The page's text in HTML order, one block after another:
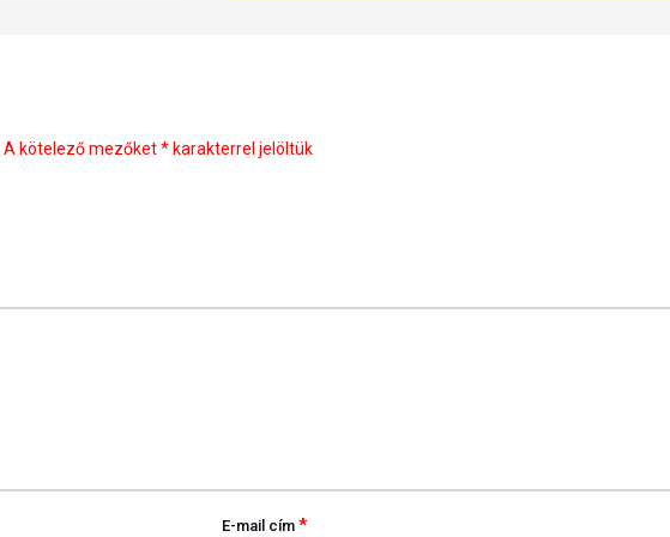
A kötelező mezőket* karakterrel jelöltük
E-mail cím*